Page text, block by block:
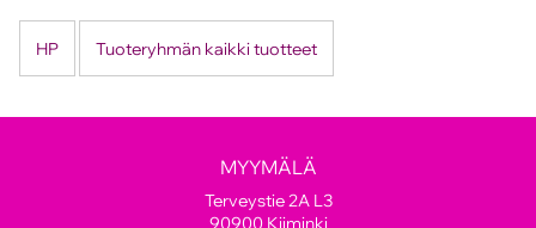
HP Tuoteryhmän kaikki tuotteet
MYYMÄLÄ
Terveystie 2A L3
90900 Kiiminki